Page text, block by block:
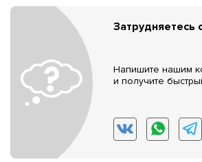
Затрудняетесь
Напишите нашим
и получите